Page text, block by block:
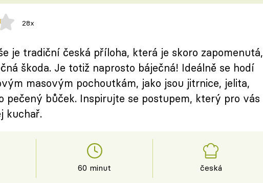
28x
je tradiční česká příloha, která je skoro zapomenutá,
škoda. Je totiž naprosto báječná! Ideálně se hodí
masovým pochoutkám, jako jsou jitrnice, jelita,
pečený bůček. Inspirujte se postupem, který pro vás
kuchař.
60 minut česká